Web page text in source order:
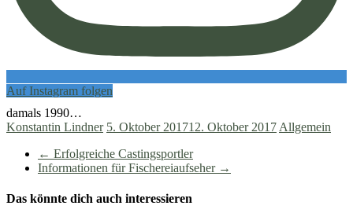
Auf Instagram folgen
damals 1990…
Konstantin Lindner 5. Oktober 201712. Oktober 2017 Allgemein
← Erfolgreiche Castingsportler
Informationen für Fischereiaufseher →
Das könnte dich auch interessieren